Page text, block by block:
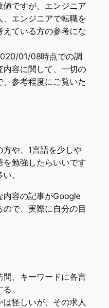
ですが、エンジニア
エンジニアで転職を
ている方の参考にな
01/08時点での調
容に関して、一切の
参考程度にご覧いた
や、1言語を少しや
を勉強したらいいです
。
内容の記事がGoogle
で、実際に自分の目
、キーワードに各言
。
怪しいが、その求人